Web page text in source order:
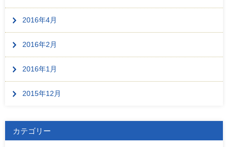
2016年4月
2016年2月
2016年1月
2015年12月
カテゴリー